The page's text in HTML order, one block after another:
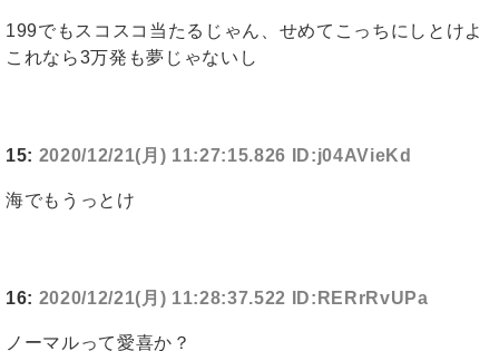
199でもスコスコ当たるじゃん、せめてこっちにしとけよ
これなら3万発も夢じゃないし
15: 2020/12/21(月) 11:27:15.826 ID:j04AVieKd
海でもうっとけ
16: 2020/12/21(月) 11:28:37.522 ID:RERrRvUPa
ノーマルって愛喜か？